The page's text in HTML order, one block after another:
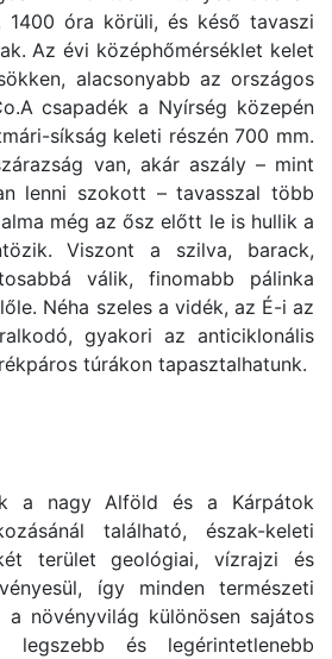
1400 óra körüli, és késő tavaszi
Az évi középhőmérséklet kelet
alacsonyabb az országos
csapadék a Nyírség közepén
síkság keleti részén 700 mm.
van, akár aszály – mint
lenni szokott – tavasszal több
még az ősz előtt le is hullik a
Viszont a szilva, barack,
válik, finomabb pálinka
Néha szeles a vidék, az É-i az
gyakori az anticiklonális
túrákon tapasztalhatunk.
a nagy Alföld és a Kárpátok
található, észak-keleti
terület geológiai, vízrajzi és
így minden természeti
a növényvilág különösen sajátos
és legérintetlenebb